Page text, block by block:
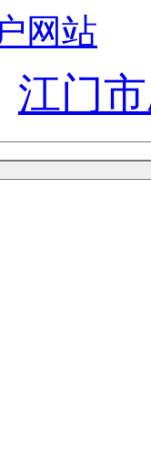
网站
江门